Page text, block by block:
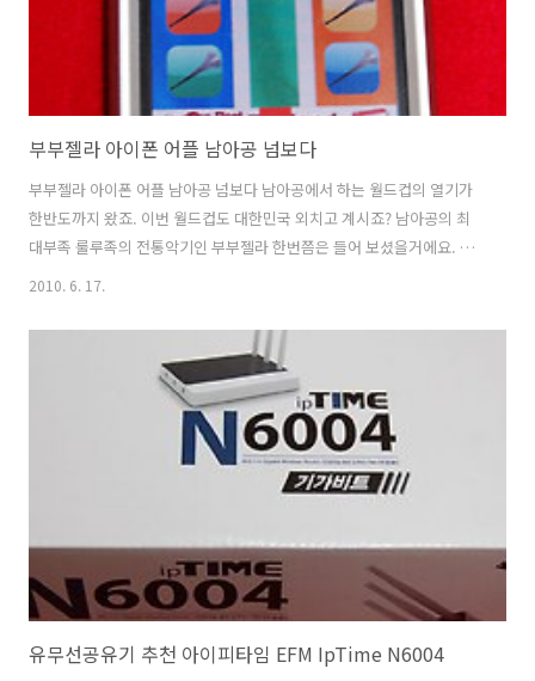
부부젤라 아이폰 어플 남아공 넘보다
부부젤라 아이폰 어플 남아공 넘보다 남아공에서 하는 월드컵의 열기가
한반도까지 왔죠. 이번 월드컵도 대한민국 외치고 계시죠? 남아공의 최
대부족 룰루족의 전통악기인 부부젤라 한번쯤은 들어 보셨을거에요. 꼭
벌떼소리 같기도 하고 코끼리 울부짓는 소리 처럼 들리기도 해요. 월드컵
지만 금지하지는 않았어요. 소음도도 120 ~ 140 dB(데시벨)로 사격장의
소음인 115dB 보다 크고 심판 호루라기 소리(121dB) 보다 크다고 합니
다. 부부젤라 (vuvuzela) 응원도구가 뿌우~ 하는 소리가 관중들도 선수
들도 괴롭기때문에 아무리 전통악기지만 환영 받지 못하는 것은 소음 때
문인거 같습니다. 우리나라 응원할때 꽹과리 사물놀이로 응원했던 것을
2010. 6. 17.
유무선공유기 추천 아이피타임 EFM IpTime N6004